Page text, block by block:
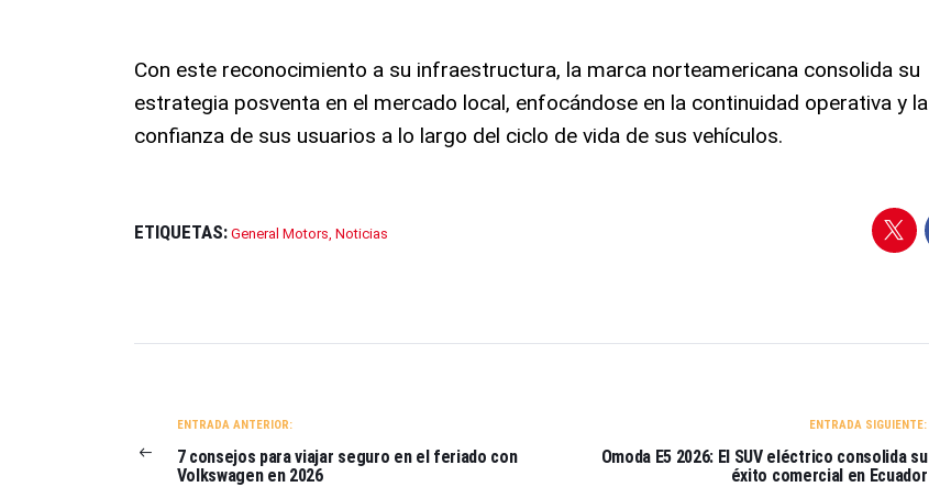
Con este reconocimiento a su infraestructura, la marca norteamericana consolida su
estrategia posventa en el mercado local, enfocándose en la continuidad operativa y la
confianza de sus usuarios a lo largo del ciclo de vida de sus vehículos.
ETIQUETAS: General Motors, Noticias
ENTRADAS
ENTRADA ANTERIOR:
7 consejos para viajar seguro en el feriado con
Volkswagen en 2026
ENTRADA SIGUIENTE:
Omoda E5 2026: El SUV eléctrico consolida su
éxito comercial en Ecuador